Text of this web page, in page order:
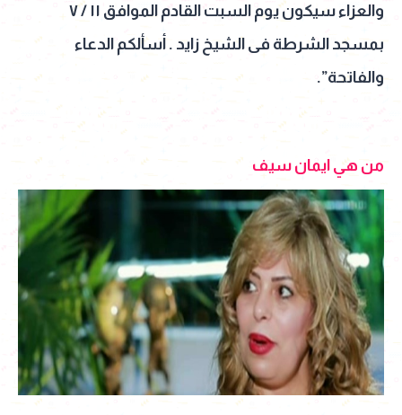
والعزاء سيكون يوم السبت القادم الموافق ١١ / ٧
بمسجد الشرطة فى الشيخ زايد . أسألكم الدعاء
والفاتحة”.
من هي ايمان سيف